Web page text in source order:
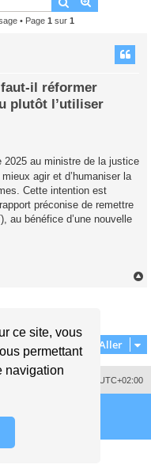
ce site, vous
permettant
navigation
• Page 1 sur 1
réformer
plutôt l’utiliser
2025 au ministre de la justice
agir et d’humaniser la
Cette intention est
préconise de remettre
au bénéfice d’une nouvelle
Aller
Fuseau horaire sur UTC+02:00